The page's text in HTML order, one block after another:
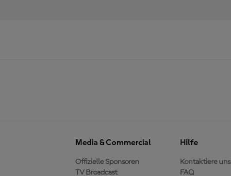
Media & Commercial
Offizielle Sponsoren
TV Broadcast
Hilfe
Kontaktiere uns
FAQ